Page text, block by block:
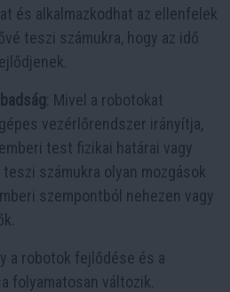
és alkalmazkodhat az ellenfelek
teszi számukra, hogy az idő
: Mivel a robotokat
vezérlőrendszer irányítja,
test fizikai határai vagy
számukra olyan mozgások
szempontból nehezen vagy
a robotok fejlődése és a
folyamatosan változik.